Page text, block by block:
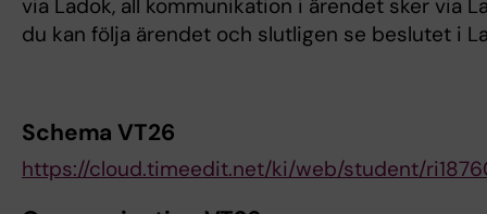
via Ladok, all kommunikation i ärendet sker via
du kan följa ärendet och slutligen se beslutet i
Schema VT26
https://cloud.timeedit.net/ki/web/student/